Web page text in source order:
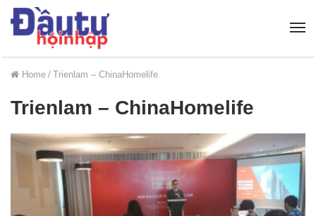
Home / Trienlam – ChinaHomelife
Trienlam – ChinaHomelife